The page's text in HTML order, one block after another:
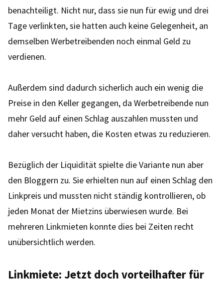
benachteiligt. Nicht nur, dass sie nun für ewig und drei
Tage verlinkten, sie hatten auch keine Gelegenheit, an
demselben Werbetreibenden noch einmal Geld zu
verdienen.
Außerdem sind dadurch sicherlich auch ein wenig die
Preise in den Keller gegangen, da Werbetreibende nun
mehr Geld auf einen Schlag auszahlen mussten und
daher versucht haben, die Kosten etwas zu reduzieren.
Bezüglich der Liquidität spielte die Variante nun aber
den Bloggern zu. Sie erhielten nun auf einen Schlag den
Linkpreis und mussten nicht ständig kontrollieren, ob
jeden Monat der Mietzins überwiesen wurde. Bei
mehreren Linkmieten konnte dies bei Zeiten recht
unübersichtlich werden.
Linkmiete: Jetzt doch vorteilhafter für